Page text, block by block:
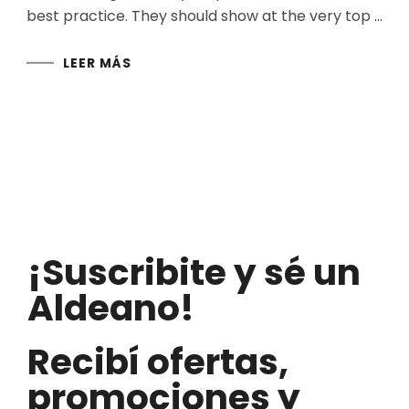
best practice. They should show at the very top …
LEER MÁS
¡Suscribite y sé un
Aldeano!
Recibí ofertas,
promociones y